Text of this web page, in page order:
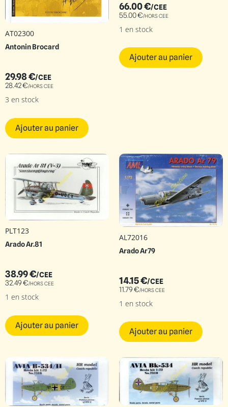
AT02300
Antonin Brocard
29.98€/CEE
28.42€/HORS CEE
3 en stock
Ajouter au panier
66.00€/CEE
55.00€/HORS CEE
1 en stock
Ajouter au panier
PLT123
Arado Ar.81
38.99€/CEE
32.49€/HORS CEE
1 en stock
Ajouter au panier
AL72016
Arado Ar79
14.15€/CEE
11.79€/HORS CEE
1 en stock
Ajouter au panier